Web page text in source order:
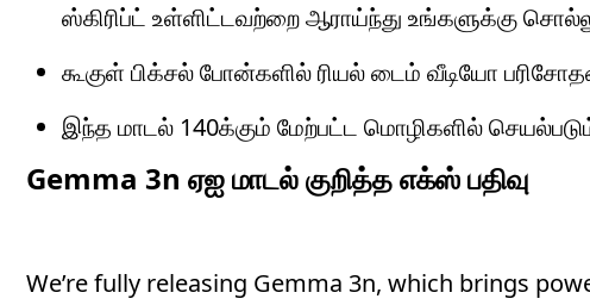
ஸ்கிரிப்ட் உள்ளிட்டவற்றை ஆராய்ந்து உங்களுக்கு
கூகுள் பிக்சல் போன்களில் ரியல் டைம் வீடியோ
இந்த மாடல் 140க்கும் மேற்பட்ட மொழிகளில்
Gemma 3n ஏஐ மாடல் குறித்த எக்ஸ் பதிவு
We’re fully releasing Gemma 3n, which brings